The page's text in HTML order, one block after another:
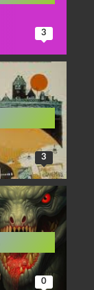
3
3
0